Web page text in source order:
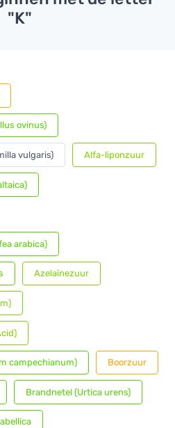
"K"
ovinus)
vulgaris) Alfa-liponzuur
arabica)
Azelaïnezuur
campechianum) Boorzuur
Brandnetel (Urtica urens)